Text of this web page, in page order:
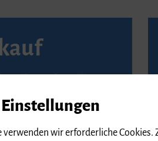
Reservix.
Freiburg
Einstellungen
wir erforderliche